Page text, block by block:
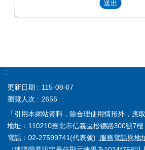
:::
更新日期
115-08-07
瀏覽人次
2656
「引用本網站資料，除合理使用情形外，應取
地址：110210臺北市信義區松德路300號7樓
電話：02-27599741(代表號)
服務電話與地